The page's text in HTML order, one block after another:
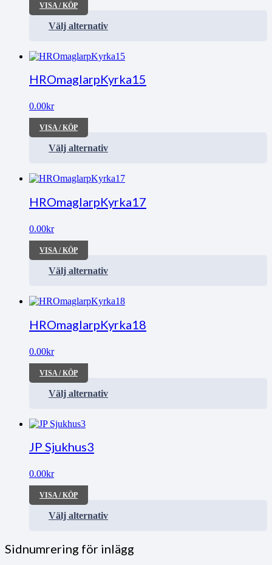
VISA / KÖP
Välj alternativ
HROmaglarpKyrka15
0.00kr
VISA / KÖP
Välj alternativ
HROmaglarpKyrka17
0.00kr
VISA / KÖP
Välj alternativ
HROmaglarpKyrka18
0.00kr
VISA / KÖP
Välj alternativ
JP Sjukhus3
0.00kr
VISA / KÖP
Välj alternativ
Sidnumrering för inlägg